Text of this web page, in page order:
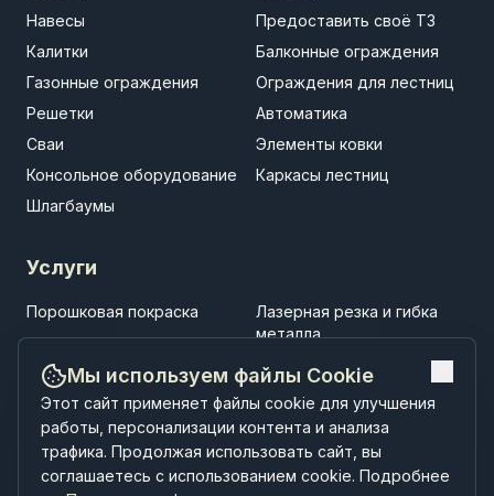
Навесы
Предоставить своё ТЗ
Калитки
Балконные ограждения
Газонные ограждения
Ограждения для лестниц
Решетки
Автоматика
Сваи
Элементы ковки
Консольное оборудование
Каркасы лестниц
Шлагбаумы
Услуги
Порошковая покраска
Лазерная резка и гибка
металла
Установка заборов
Установка ворот
Установка навесов
Строительство
малоэтажных зданий
Мы используем файлы Cookie
Этот сайт применяет файлы cookie для улучшения
работы, персонализации контента и анализа
трафика. Продолжая использовать сайт, вы
соглашаетесь с использованием cookie. Подробнее